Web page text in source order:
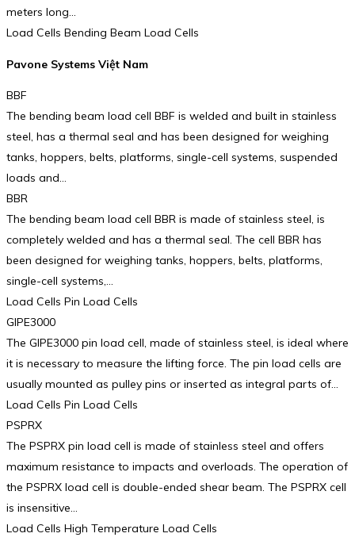
meters long…
Load Cells Bending Beam Load Cells
Pavone Systems Việt Nam
BBF
The bending beam load cell BBF is welded and built in stainless
steel, has a thermal seal and has been designed for weighing
tanks, hoppers, belts, platforms, single-cell systems, suspended
loads and…
BBR
The bending beam load cell BBR is made of stainless steel, is
completely welded and has a thermal seal. The cell BBR has
been designed for weighing tanks, hoppers, belts, platforms,
single-cell systems,…
Load Cells Pin Load Cells
GIPE3000
The GIPE3000 pin load cell, made of stainless steel, is ideal where
it is necessary to measure the lifting force. The pin load cells are
usually mounted as pulley pins or inserted as integral parts of…
Load Cells Pin Load Cells
PSPRX
The PSPRX pin load cell is made of stainless steel and offers
maximum resistance to impacts and overloads. The operation of
the PSPRX load cell is double-ended shear beam. The PSPRX cell
is insensitive…
Load Cells High Temperature Load Cells